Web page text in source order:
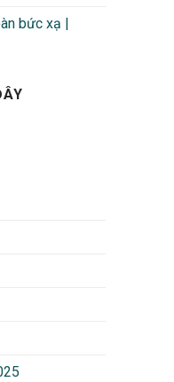
bức xạ |